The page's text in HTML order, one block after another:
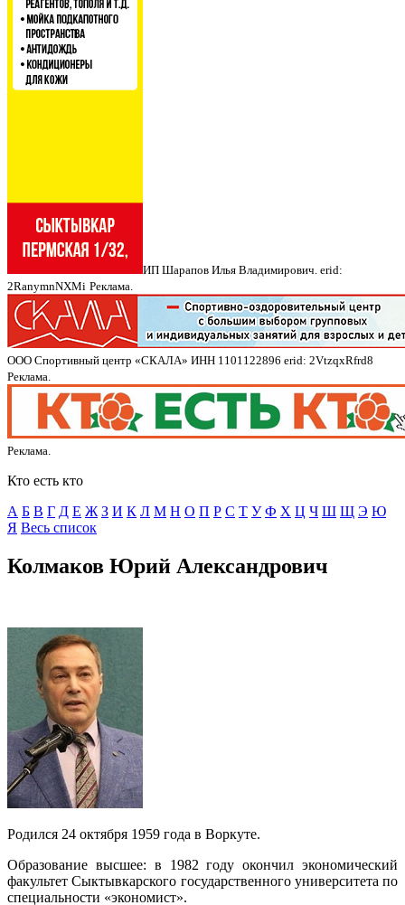
ИП Шарапов Илья Владимирович. erid:
2RanymnNXMi Реклама.
ООО Спортивный центр «СКАЛА» ИНН 1101122896 erid: 2VtzqxRfrd8
Реклама.
Реклама.
Кто есть кто
А Б В Г Д E Ж З И К Л М Н О П Р С Т У Ф Х Ц Ч Ш Щ Э Ю
Я Весь список
Колмаков Юрий Александрович
Родился 24 октября 1959 года в Воркуте.
Образование высшее: в 1982 году окончил экономический
факультет Сыктывкарского государственного университета по
специальности «экономист».